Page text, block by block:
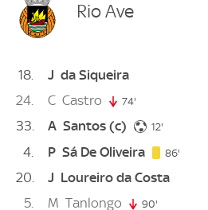
Rio Ave
18 J da Siqueira
24
C Castro 74'
33 A Santos (c) 12'
4 P Sá De Oliveira 86'
20 J Loureiro da Costa
5
M Tanlongo 90'